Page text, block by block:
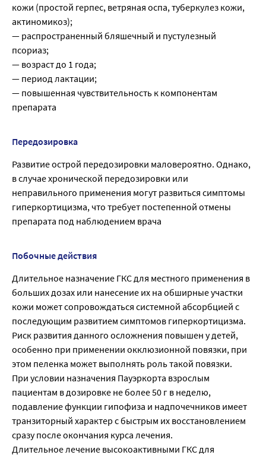
кожи (простой герпес, ветряная оспа, туберкулез кожи,
актиномикоз);
— распространенный бляшечный и пустулезный
псориаз;
— возраст до 1 года;
— период лактации;
— повышенная чувствительность к компонентам
препарата
Передозировка
Развитие острой передозировки маловероятно. Однако,
в случае хронической передозировки или
неправильного применения могут развиться симптомы
гиперкортицизма, что требует постепенной отмены
препарата под наблюдением врача
Побочные действия
Длительное назначение ГКС для местного применения в
больших дозах или нанесение их на обширные участки
кожи может сопровождаться системной абсорбцией с
последующим развитием симптомов гиперкортицизма.
Риск развития данного осложнения повышен у детей,
особенно при применении окклюзионной повязки, при
этом пеленка может выполнять роль такой повязки.
При условии назначения Пауэркорта взрослым
пациентам в дозировке не более 50 г в неделю,
подавление функции гипофиза и надпочечников имеет
транзиторный характер с быстрым их восстановлением
сразу после окончания курса лечения.
Длительное лечение высокоактивными ГКС для